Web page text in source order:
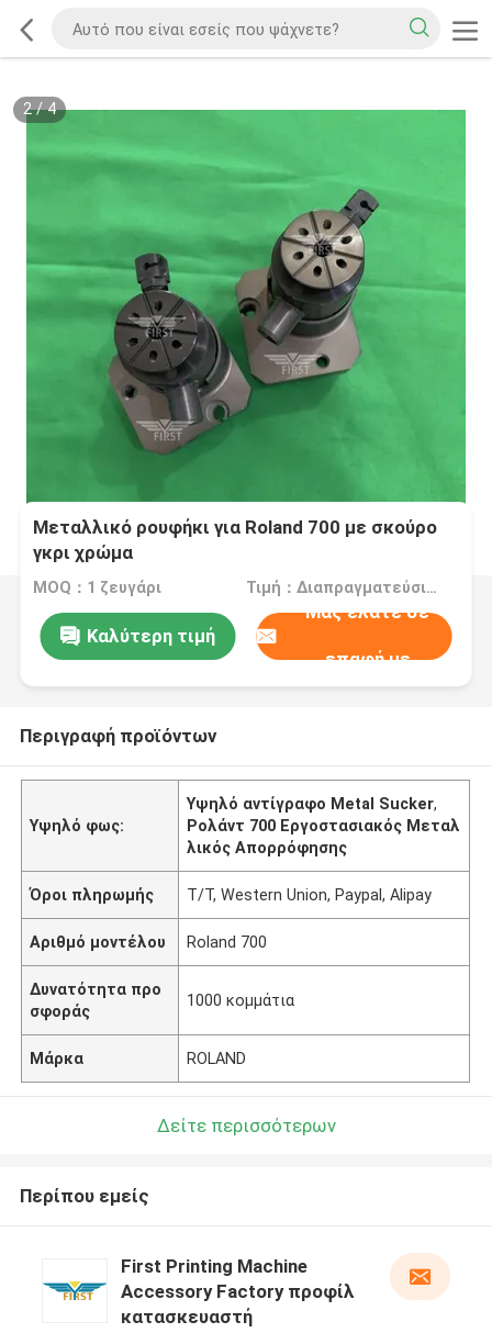
2/4
Μεταλλικό ρουφήκι για Roland 700 με σκούρο
γκρι χρώμα
MOQ：1 ζευγάρι Τιμή：Διαπραγματεύσιμα
Καλύτερη τιμή
Μας ελάτε σε
επαφή με
Περιγραφή προϊόντων
Υψηλό φως:
Υψηλό αντίγραφο Metal Sucker,
Ρολάντ 700 Εργοστασιακός Μεταλ
λικός Απορρόφησης
Όροι πληρωμής T/T, Western Union, Paypal, Alipay
Αριθμό μοντέλου Roland 700
Δυνατότητα προ
σφοράς
1000 κομμάτια
Μάρκα ROLAND
Δείτε περισσότερων
Περίπου εμείς
First Printing Machine
Accessory Factory προφίλ
κατασκευαστή